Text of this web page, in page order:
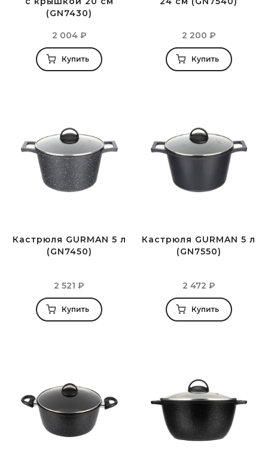
(GN7430)
2 004 ₽
Купить
2 200 ₽
Купить
Кастрюля GURMAN 5 л
(GN7450)
2 521₽
Купить
Кастрюля GURMAN 5 л
(GN7550)
2 472 ₽
Купить